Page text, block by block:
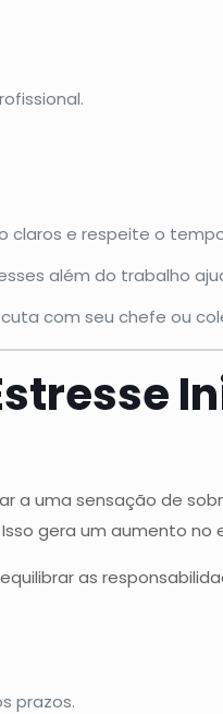
claros e respeite o
além do trabalho
com seu chefe ou
a uma sensação de
gera um aumento
as
prazos.